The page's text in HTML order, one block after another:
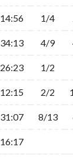
14:56 1/4
34:13 4/9
26:23 1/2
12:15 2/2
31:07 8/13
16:17
14:56 1/4
34:13 4/9
26:23 1/2
12:15 2/2
31:07 8/13
16:17